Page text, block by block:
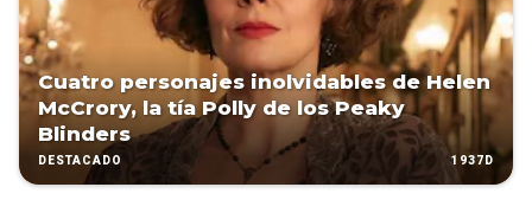
Cuatro personajes inolvidables de Helen
McCrory, la tía Polly de los Peaky
Blinders
DESTACADO 1937D